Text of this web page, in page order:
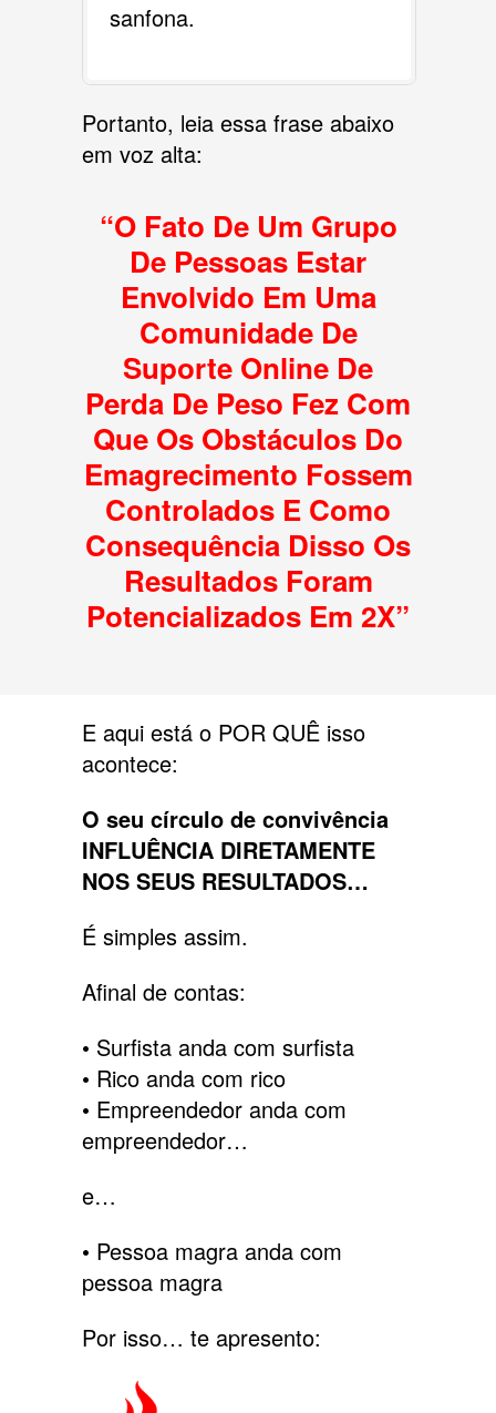
sanfona.
Portanto, leia essa frase abaixo
em voz alta:
“O Fato De Um Grupo
De Pessoas Estar
Envolvido Em Uma
Comunidade De
Suporte Online De
Perda De Peso Fez Com
Que Os Obstáculos Do
Emagrecimento Fossem
Controlados E Como
Consequência Disso Os
Resultados Foram
Potencializados Em 2X”
E aqui está o POR QUÊ isso
acontece:
O seu círculo de convivência
INFLUÊNCIA DIRETAMENTE
NOS SEUS RESULTADOS…
É simples assim.
Afinal de contas:
• Surfista anda com surfista
• Rico anda com rico
• Empreendedor anda com
empreendedor…
e…
• Pessoa magra anda com
pessoa magra
Por isso… te apresento: